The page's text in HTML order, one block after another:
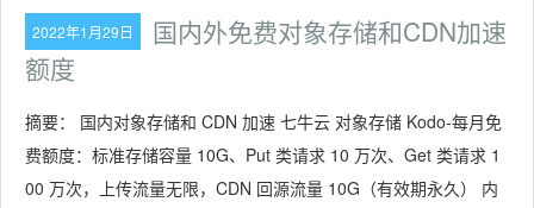
2022年1月29日
国内外免费对象存储和CDN加速
额度
摘要： 国内对象存储和 CDN 加速 七牛云 对象存储 Kodo-每月免
费额度：标准存储容量 10G、Put 类请求 10 万次、Get 类请求 1
00 万次，上传流量无限，CDN 回源流量 10G（有效期永久） 内